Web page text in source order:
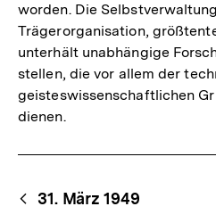
worden. Die
Trägerorganisation,
unterhält unabhängige
stellen, die vor allem der
geisteswissenschaftlichen
dienen.
Content-
Navigation
31. März 1949